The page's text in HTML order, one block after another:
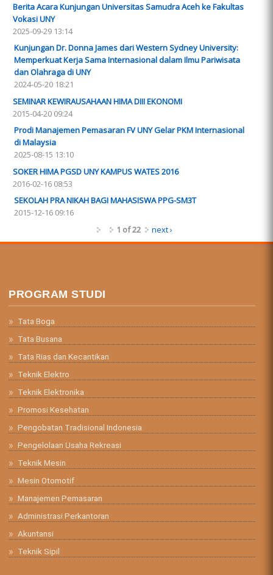
Berita Acara Kunjungan Universitas Samudra Aceh ke Fakultas
Vokasi UNY
2025-09-29 13:14
Kunjungan Dr. Donna James dari Western Sydney University:
Memperkuat Kerja Sama Internasional dalam Ilmu Pariwisata
dan Olahraga di UNY
2024-05-20 18:21
SEMINAR KEWIRAUSAHAAN HIMA DIII EKONOMI
2015-04-20 09:24
Prodi Manajemen Pemasaran FV UNY Gelar PKM Internasional
di Malaysia
2025-08-15 13:10
SOKER HIMA PGSD UNY KAMPUS WATES 2016
2016-02-16 08:53
SEKOLAH PRA NIKAH BAGI MAHASISWA PPG-SM3T
2015-12-16 09:16
1 of 22
next ›
PROGRAM STUDI
Tata Boga
Tata Busana
Tata Rias dan Kecantikan
Teknik Elektro
Teknik Elektronika
Promosi Kesehatan
Pengobatan Tradisional Indonesia
Pengelolaan Usaha Rekreasi
Teknik Mesin
Mesin Otomotif
Manajemen Pemasaran
Administrasi Perkantoran
Akuntansi
Teknik Sipil